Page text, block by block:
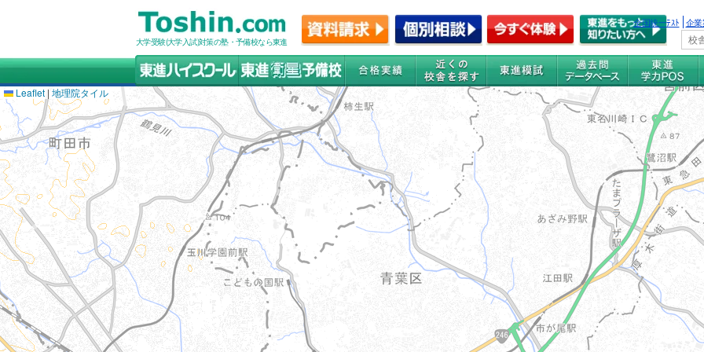
大学受験(大学入試)対策の塾・予備校なら東進
全国統一ﾃｽﾄ 企
Leaflet | 地理院タイル